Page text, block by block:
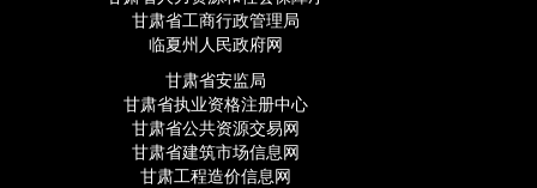
甘肃省工商行政管理局
临夏州人民政府网
甘肃省安监局
甘肃省执业资格注册中心
甘肃省公共资源交易网
甘肃省建筑市场信息网
甘肃工程造价信息网